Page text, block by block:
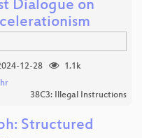
Dialogue on
12-28
1.1k
38C3: Illegal Instructions
Structured